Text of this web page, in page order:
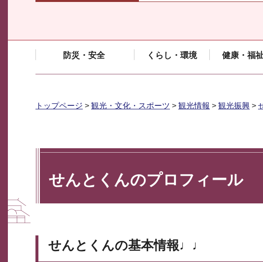
防災・安全 くらし・環境 健康・福
トップページ > 観光・文化・スポーツ > 観光情報 > 観光振興 >
せんとくんのプロフィール
せんとくんの基本情報♩♩